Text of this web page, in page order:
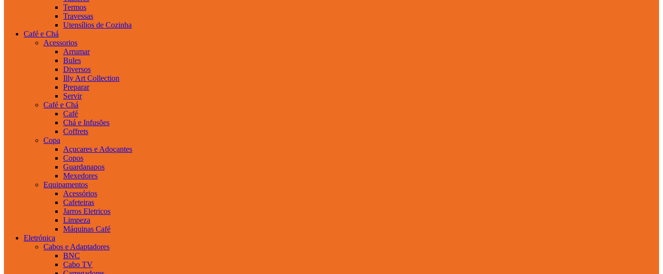
Termos
Travessas
Utensílios de Cozinha
Café e Chá
Acessorios
Arrumar
Bules
Diversos
Illy Art Collection
Preparar
Servir
Café e Chá
Café
Chá e Infusões
Coffrets
Copa
Açucares e Adoçantes
Copos
Guardanapos
Mexedores
Equipamentos
Acessórios
Cafeteiras
Jarros Eletricos
Limpeza
Máquinas Café
Eletrónica
Cabos e Adaptadores
BNC
Cabo TV